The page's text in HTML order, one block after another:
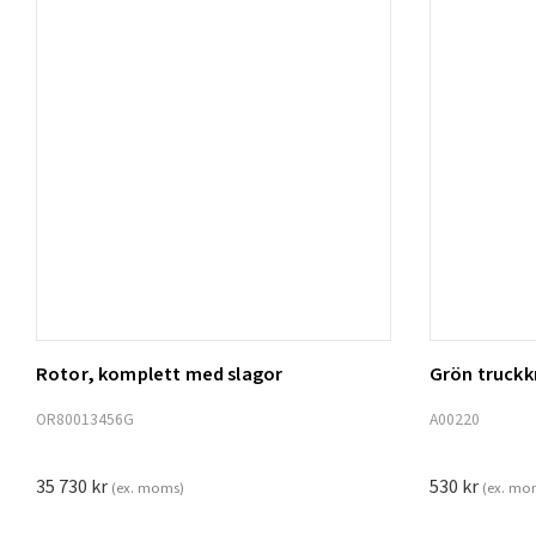
Lägg
Rotor, komplett med slagor
OR80013456G
35 730 kr (ex. moms)
Grön
A00220
530 kr (ex.